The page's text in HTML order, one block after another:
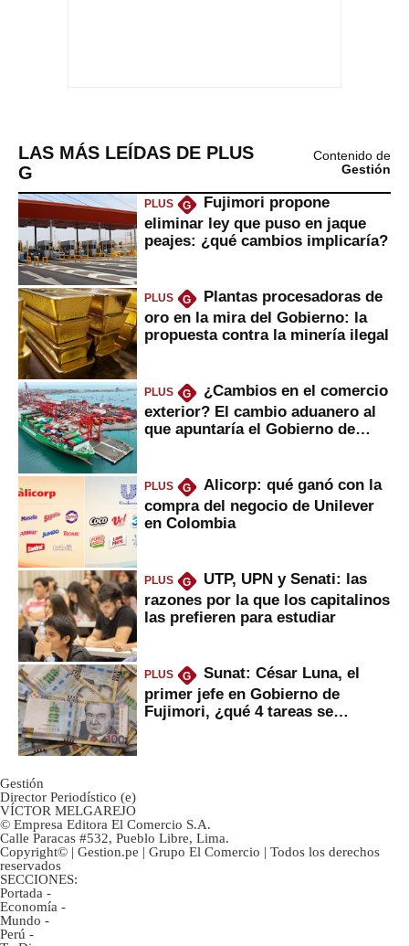
LAS MÁS LEÍDAS DE PLUS
G
Contenido de
Gestión
PLUS G
Fujimori propone
eliminar ley que puso en jaque
peajes: ¿qué cambios implicaría?
PLUS G
Plantas procesadoras de
oro en la mira del Gobierno: la
propuesta contra la minería ilegal
PLUS G
¿Cambios en el comercio
exterior? El cambio aduanero al
que apuntaría el Gobierno de
PLUS G
Alicorp: qué ganó con la
compra del negocio de Unilever
en Colombia
PLUS G
UTP, UPN y Senati: las
razones por la que los capitalinos
las prefieren para estudiar
PLUS G
Sunat: César Luna, el
primer jefe en Gobierno de
Fujimori, ¿qué 4 tareas se
Gestión
Director Periodístico (e)
VÍCTOR MELGAREJO
© Empresa Editora El Comercio S.A.
Calle Paracas #532, Pueblo Libre, Lima.
Copyright© | Gestion.pe | Grupo El Comercio | Todos los derechos
reservados
SECCIONES:
Portada -
Economía -
Mundo -
Perú -